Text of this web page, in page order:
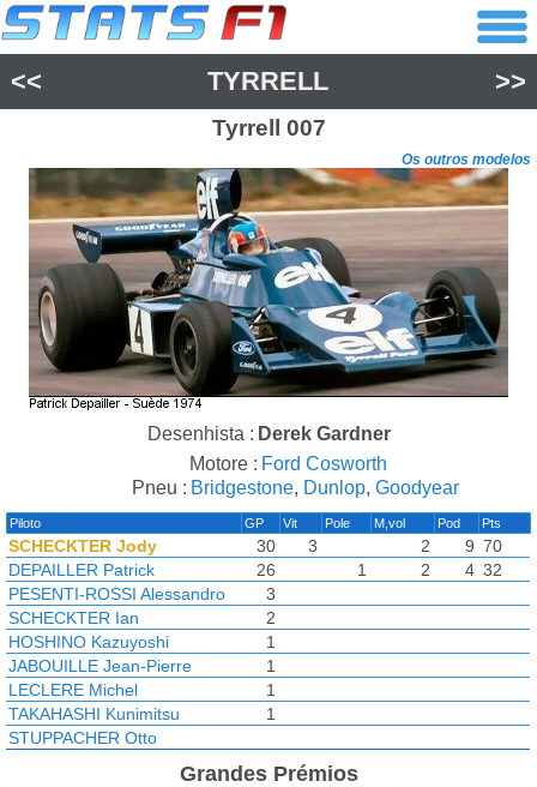
<< TYRRELL >>
Tyrrell 007
Os outros modelos
Desenhista : Derek Gardner
Motore : Ford Cosworth
Pneu : Bridgestone, Dunlop, Goodyear
Piloto GP Vit Pole M,vol Pod Pts
SCHECKTER Jody 30 3 2 9 70
DEPAILLER Patrick
26 1 2 4 32
PESENTI-ROSSI Alessandro
3
SCHECKTER Ian
2
HOSHINO Kazuyoshi
1
JABOUILLE Jean-Pierre
1
LECLERE Michel
1
TAKAHASHI Kunimitsu
1
STUPPACHER Otto
Grandes Prémios